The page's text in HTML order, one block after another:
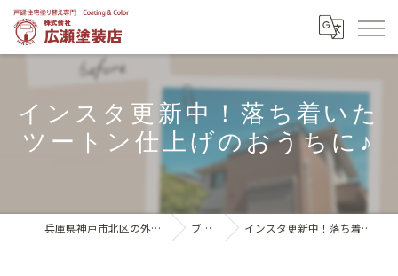
インスタ更新中！落ち着いた
ツートン仕上げのおうちに♪
兵庫県神戸市北区の外壁塗装は株式会社広瀬塗装店 ブログ一覧 インスタ更新中！落ち着いたツートン仕上げのおうちに♪